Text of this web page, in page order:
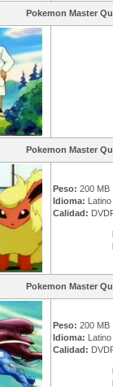
Pokemon Master
Pokemon Master
Peso: 200 MB
Idioma:
Calidad:
Pokemon Master
Peso: 200 MB
Idioma:
Calidad: